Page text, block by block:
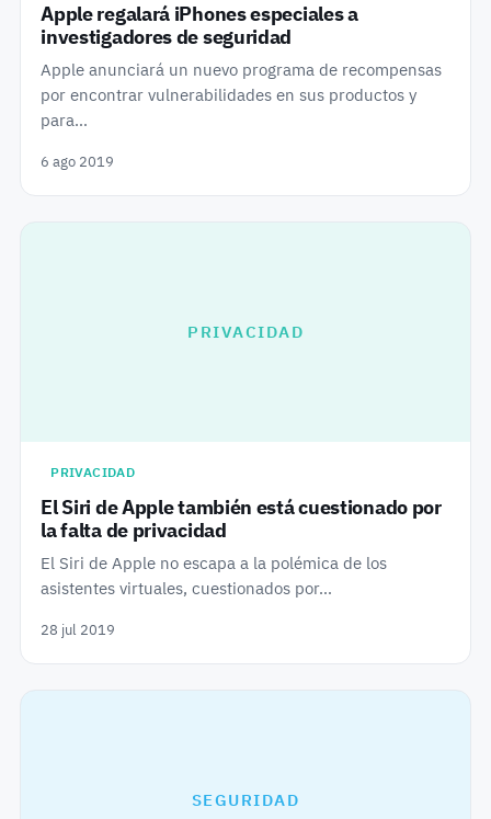
Apple regalará iPhones especiales a
investigadores de seguridad
Apple anunciará un nuevo programa de recompensas
por encontrar vulnerabilidades en sus productos y
para…
6 ago 2019
PRIVACIDAD
PRIVACIDAD
El Siri de Apple también está cuestionado por
la falta de privacidad
El Siri de Apple no escapa a la polémica de los
asistentes virtuales, cuestionados por…
28 jul 2019
SEGURIDAD